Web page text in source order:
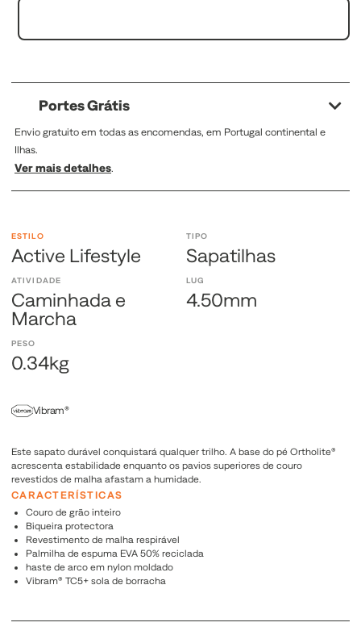
ESTILO
Active Lifestyle
TIPO
Sapatilhas
ATIVIDADE
Caminhada e
Marcha
LUG
4.50mm
PESO
0.34kg
Vibram®
Este sapato durável conquistará qualquer trilho. A base do pé Ortholite®
acrescenta estabilidade enquanto os pavios superiores de couro
revestidos de malha afastam a humidade.
CARACTERÍSTICAS
Couro de grão inteiro
Biqueira protectora
Revestimento de malha respirável
Palmilha de espuma EVA 50% reciclada
haste de arco em nylon moldado
Vibram® TC5+ sola de borracha
Portes Grátis
Envio gratuito em todas as encomendas, em Portugal continental e
Ilhas.
Ver mais detalhes.